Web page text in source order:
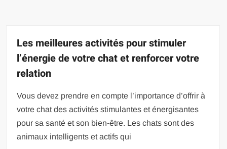
Les meilleures activités pour stimuler
l’énergie de votre chat et renforcer votre
relation
Vous devez prendre en compte l’importance d’offrir à
votre chat des activités stimulantes et énergisantes
pour sa santé et son bien-être. Les chats sont des
animaux intelligents et actifs qui